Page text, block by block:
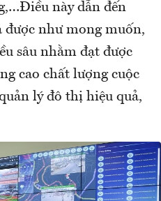
này dẫn đến
được như mong muốn,
sâu nhằm đạt được
cao chất lượng cuộc
lý đô thị hiệu quả,